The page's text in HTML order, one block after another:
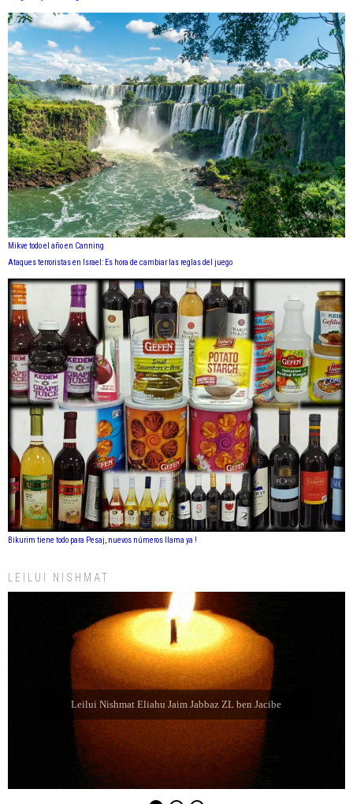
Mikve todo el año en Canning
Ataques terroristas en Israel: Es hora de cambiar las reglas del juego
Bikurim tiene todo para Pesaj, nuevos números llama ya !
LEILUI NISHMAT
Leilui Nishmat Refael Shelomo ben Latife Selem ZL